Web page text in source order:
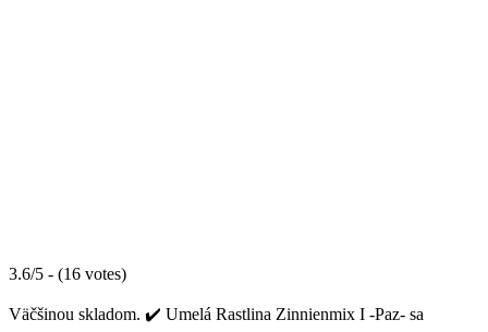
3.6/5 - (16 votes)
Väčšinou skladom. ✔️ Umelá Rastlina Zinnienmix I -Paz- sa